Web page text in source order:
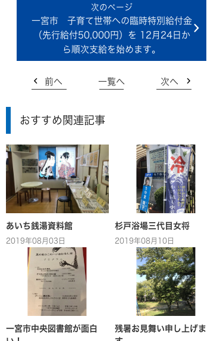
一宮市 子育て世帯への臨時特別給付金
（先行給付50,000円）を 12月24日か
ら順次支給を始めます。
前へ 一覧へ 次へ
おすすめ関連記事
あいち銭湯資料館
2019年08月03日
杉戸浴場三代目女将
2019年08月10日
一宮市中央図書館が面白
残暑お見舞い申し上げま